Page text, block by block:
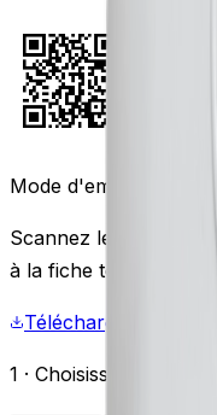
Mode d'emploi &
Scannez le QR code
à la fiche technique
Télécharger le PDF
1 · Choisissez le